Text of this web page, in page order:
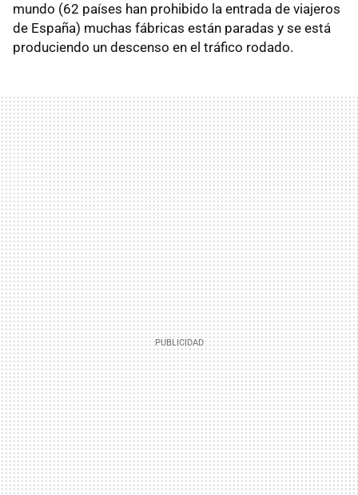
mundo (62 países han prohibido la entrada de viajeros
de España) muchas fábricas están paradas y se está
produciendo un descenso en el tráfico rodado.